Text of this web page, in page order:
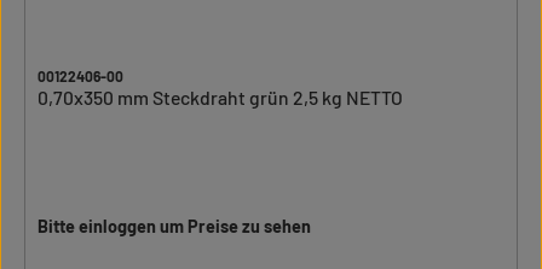
00122406-00
0,70x350 mm Steckdraht grün 2,5 kg NETTO
Bitte einloggen um Preise zu sehen